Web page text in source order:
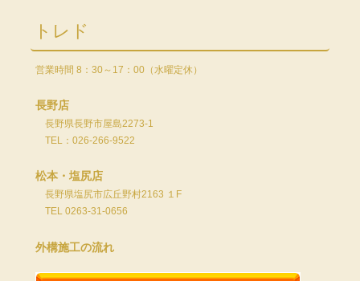
トレド
営業時間 8：30～17：00（水曜定休）
長野店
長野県長野市屋島2273-1
TEL：026-266-9522
松本・塩尻店
長野県塩尻市広丘野村2163 １F
TEL 0263-31-0656
外構施工の流れ